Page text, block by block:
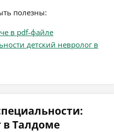
полезны:
в pdf-файле
детский невролог в
в Талдоме